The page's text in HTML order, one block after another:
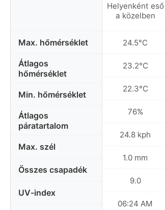
Max. hőmérséklet
Átlagos
hőmérséklet
Min. hőmérséklet
Átlagos
páratartalom
Max. szél
Összes csapadék
UV-index
Helyenként eső
a közelben
24.5°C
23.2°C
22.3°C
76%
24.8 kph
1.0 mm
9.0
06:24 AM